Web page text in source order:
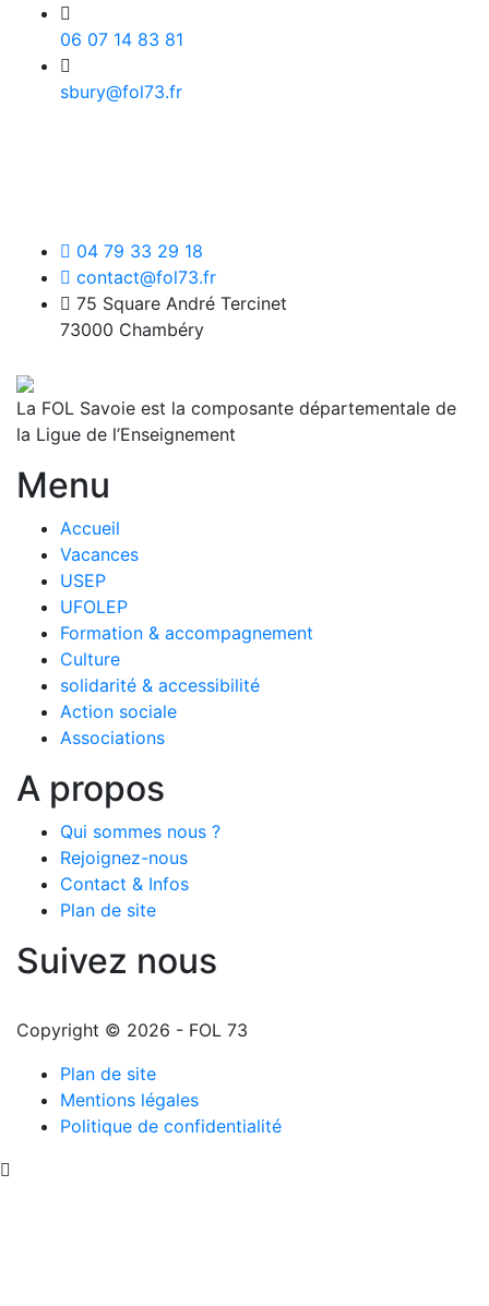
06 07 14 83 81
sbury@fol73.fr
04 79 33 29 18
contact@fol73.fr
75 Square André Tercinet
73000 Chambéry
La FOL Savoie est la composante départementale de
la Ligue de l’Enseignement
Menu
Accueil
Vacances
USEP
UFOLEP
Formation & accompagnement
Culture
solidarité & accessibilité
Action sociale
Associations
A propos
Qui sommes nous ?
Rejoignez-nous
Contact & Infos
Plan de site
Suivez nous
Copyright © 2026 - FOL 73
Plan de site
Mentions légales
Politique de confidentialité